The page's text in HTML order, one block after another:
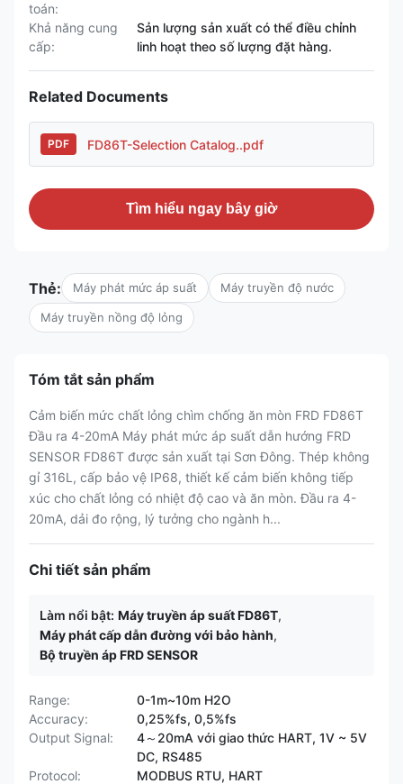
toán:
Khả năng cung
cấp:
Sản lượng sản xuất có thể điều chỉnh
linh hoạt theo số lượng đặt hàng.
Related Documents
PDF FD86T-Selection Catalog..pdf
Tìm hiểu ngay bây giờ
Thẻ: Máy phát mức áp suất Máy truyền độ nước
Máy truyền nồng độ lỏng
Tóm tắt sản phẩm
Cảm biến mức chất lỏng chìm chống ăn mòn FRD FD86T
Đầu ra 4-20mA Máy phát mức áp suất dẫn hướng FRD
SENSOR FD86T được sản xuất tại Sơn Đông. Thép không
gỉ 316L, cấp bảo vệ IP68, thiết kế cảm biến không tiếp
xúc cho chất lỏng có nhiệt độ cao và ăn mòn. Đầu ra 4-
20mA, dải đo rộng, lý tưởng cho ngành h...
Chi tiết sản phẩm
Làm nổi bật: Máy truyền áp suất FD86T,
Máy phát cấp dẫn đường với bảo hành,
Bộ truyền áp FRD SENSOR
Range:
0-1m~10m H2O
Accuracy:
0,25%fs, 0,5%fs
Output Signal:
4～20mA với giao thức HART, 1V ~ 5V
DC, RS485
Protocol:
MODBUS RTU, HART